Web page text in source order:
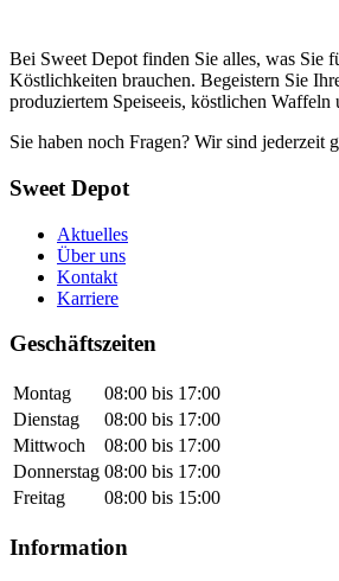
Bei Sweet Depot finden Sie alles, was Sie
Köstlichkeiten brauchen. Begeistern Sie
produziertem Speiseeis, köstlichen Waffeln
Sie haben noch Fragen? Wir sind jederzeit
Sweet Depot
Aktuelles
Über uns
Kontakt
Karriere
Geschäftszeiten
Montag
08:00 bis 17:00
Dienstag
08:00 bis 17:00
Mittwoch
08:00 bis 17:00
Donnerstag 08:00 bis 17:00
Freitag
08:00 bis 15:00
Information